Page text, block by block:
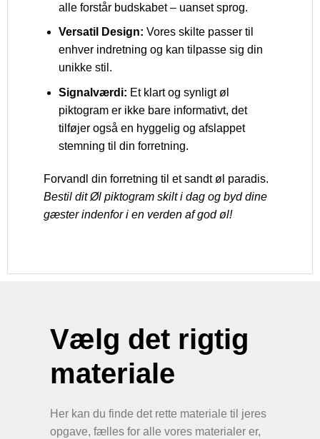
alle forstår budskabet – uanset sprog.
Versatil Design: Vores skilte passer til
enhver indretning og kan tilpasse sig din
unikke stil.
Signalværdi: Et klart og synligt øl
piktogram er ikke bare informativt, det
tilføjer også en hyggelig og afslappet
stemning til din forretning.
Forvandl din forretning til et sandt øl paradis.
Bestil dit Øl piktogram skilt i dag og byd dine
gæster indenfor i en verden af god øl!
Vælg det rigtig
materiale
Her kan du finde det rette materiale til jeres
opgave, fælles for alle vores materialer er,